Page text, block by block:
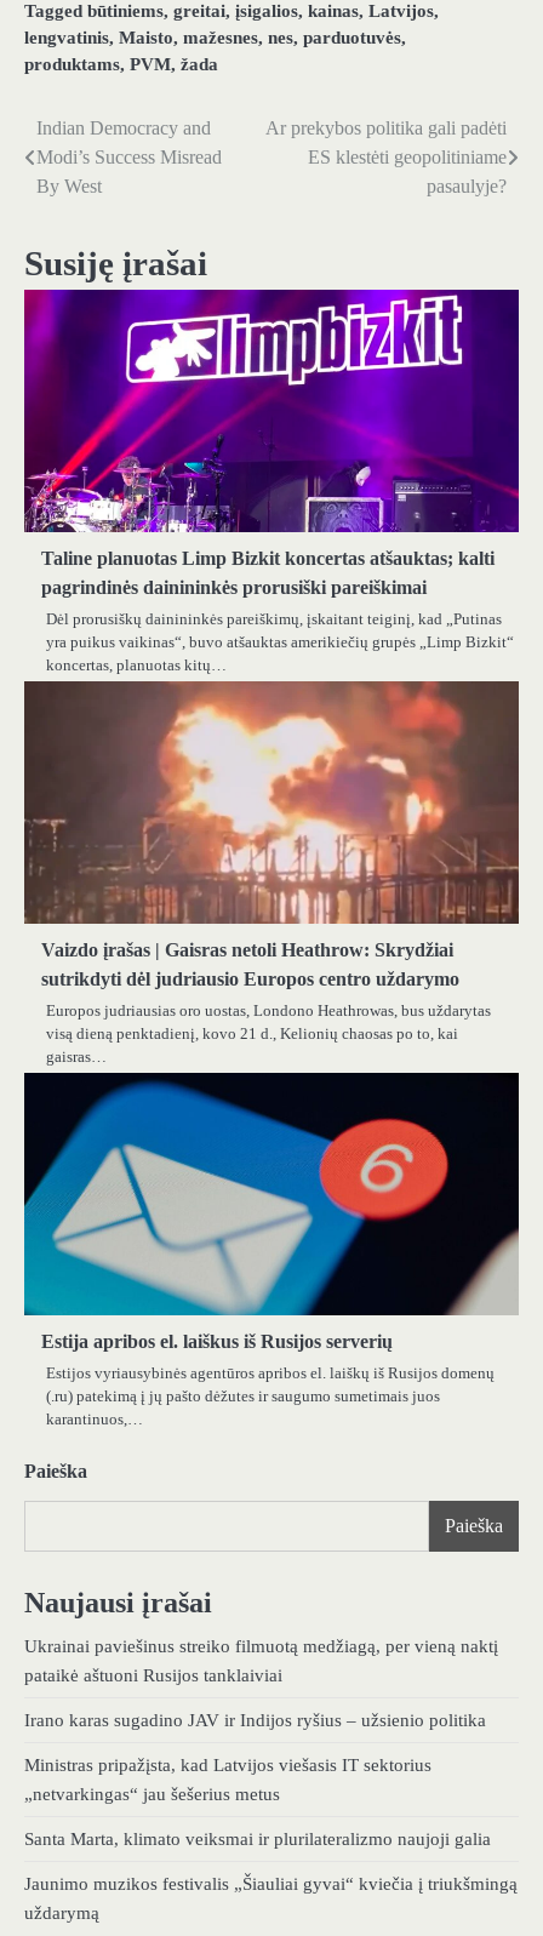
Tagged būtiniems, greitai, įsigalios, kainas, Latvijos,
lengvatinis, Maisto, mažesnes, nes, parduotuvės,
produktams, PVM, žada
Navigacija
tarp
Indian Democracy and
Modi’s Success Misread
By West
Ar prekybos politika gali padėti
ES klestėti geopolitiniame
pasaulyje?
Susiję įrašai
Taline planuotas Limp Bizkit koncertas atšauktas; kalti
pagrindinės dainininkės prorusiški pareiškimai
Dėl prorusiškų dainininkės pareiškimų, įskaitant teiginį, kad „Putinas
yra puikus vaikinas“, buvo atšauktas amerikiečių grupės „Limp Bizkit“
koncertas, planuotas kitų…
Vaizdo įrašas | Gaisras netoli Heathrow: Skrydžiai
sutrikdyti dėl judriausio Europos centro uždarymo
Europos judriausias oro uostas, Londono Heathrowas, bus uždarytas
visą dieną penktadienį, kovo 21 d., Kelionių chaosas po to, kai
gaisras…
Estija apribos el. laiškus iš Rusijos serverių
Estijos vyriausybinės agentūros apribos el. laiškų iš Rusijos domenų
(.ru) patekimą į jų pašto dėžutes ir saugumo sumetimais juos
karantinuos,…
Paieška
Paieška
Naujausi įrašai
Ukrainai paviešinus streiko filmuotą medžiagą, per vieną naktį
pataikė aštuoni Rusijos tanklaiviai
Irano karas sugadino JAV ir Indijos ryšius – užsienio politika
Ministras pripažįsta, kad Latvijos viešasis IT sektorius
„netvarkingas“ jau šešerius metus
Santa Marta, klimato veiksmai ir plurilateralizmo naujoji galia
Jaunimo muzikos festivalis „Šiauliai gyvai“ kviečia į triukšmingą
uždarymą